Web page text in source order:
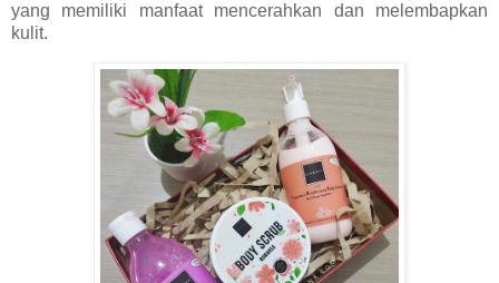
yang memiliki manfaat mencerahkan dan melembapkan
kulit.